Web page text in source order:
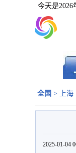
今天是2026
全国 > 上海
2025-01-04